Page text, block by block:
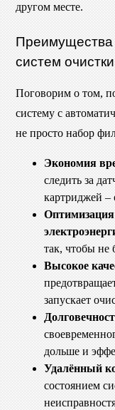
другом месте.
Преимущества
систем
Поговорим о том,
систему с
не просто набор
Экономия
следить за
картриджей –
Оптимизация
так, чтобы не
Высокое
запускает
дольше и
Удалённый
состоянием